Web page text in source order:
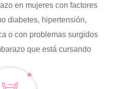
en mujeres con factores
diabetes, hipertensión,
o con problemas surgidos
que está cursando